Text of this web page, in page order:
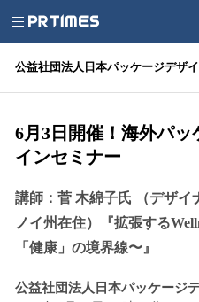
公益社団法人日本パッケージデザ
6月3日開催！海外パ
インセミナー
講師：菅 木綿子氏 （デザイ
ノイ州在住）『拡張する
「健康」の境界線〜』
公益社団法人日本パッケージ